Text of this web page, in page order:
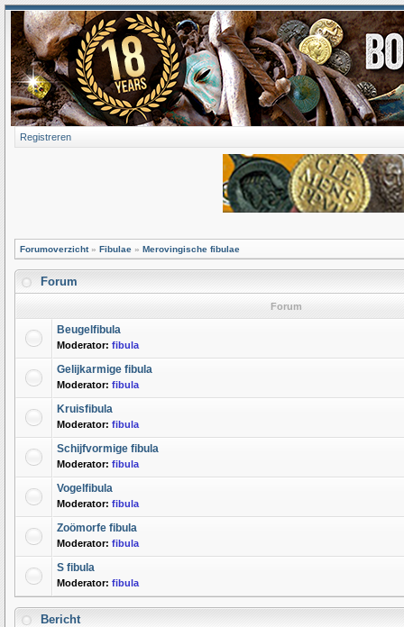
Registreren
Forumoverzicht» Fibulae » Merovingische fibulae
Forum
Forum
Beugelfibula
Moderator: fibula
Gelijkarmige fibula
Moderator: fibula
Kruisfibula
Moderator: fibula
Schijfvormige fibula
Moderator: fibula
Vogelfibula
Moderator: fibula
Zoömorfe fibula
Moderator: fibula
S fibula
Moderator: fibula
Bericht